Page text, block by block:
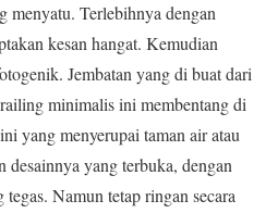
menyatu. Terlebihnya dengan
kesan hangat. Kemudian
Jembatan yang di buat dari
minimalis ini membentang di
yang menyerupai taman air atau
desainnya yang terbuka, dengan
Namun tetap ringan secara